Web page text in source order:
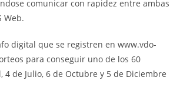
comunicar con rapidez entre ambas
Web.
digital que se registren en www.vdo-
para conseguir uno de los 60
de Julio, 6 de Octubre y 5 de Diciembre